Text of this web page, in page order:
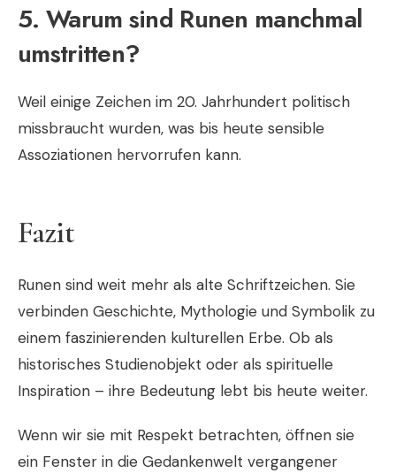
5. Warum sind Runen manchmal
umstritten?
Weil einige Zeichen im 20. Jahrhundert politisch
missbraucht wurden, was bis heute sensible
Assoziationen hervorrufen kann.
Fazit
Runen sind weit mehr als alte Schriftzeichen. Sie
verbinden Geschichte, Mythologie und Symbolik zu
einem faszinierenden kulturellen Erbe. Ob als
historisches Studienobjekt oder als spirituelle
Inspiration – ihre Bedeutung lebt bis heute weiter.
Wenn wir sie mit Respekt betrachten, öffnen sie
ein Fenster in die Gedankenwelt vergangener